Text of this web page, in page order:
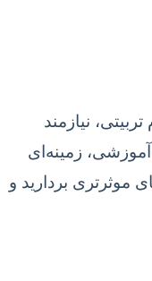
نیازمند
زمینه‌ای
موثرتری بردارید و